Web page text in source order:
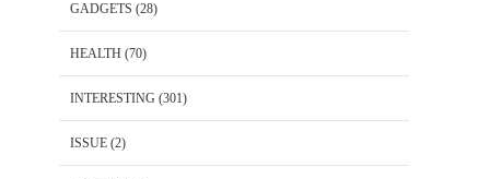
GADGETS (28)
HEALTH (70)
INTERESTING (301)
ISSUE (2)